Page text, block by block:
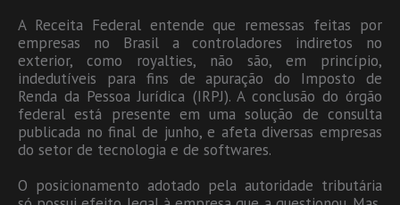
A Receita Federal entende que remessas feitas por
empresas no Brasil a controladores indiretos no
exterior, como royalties, não são, em princípio,
indedutíveis para fins de apuração do Imposto de
Renda da Pessoa Jurídica (IRPJ). A conclusão do órgão
federal está presente em uma solução de consulta
publicada no final de junho, e afeta diversas empresas
do setor de tecnologia e de softwares.
O posicionamento adotado pela autoridade tributária